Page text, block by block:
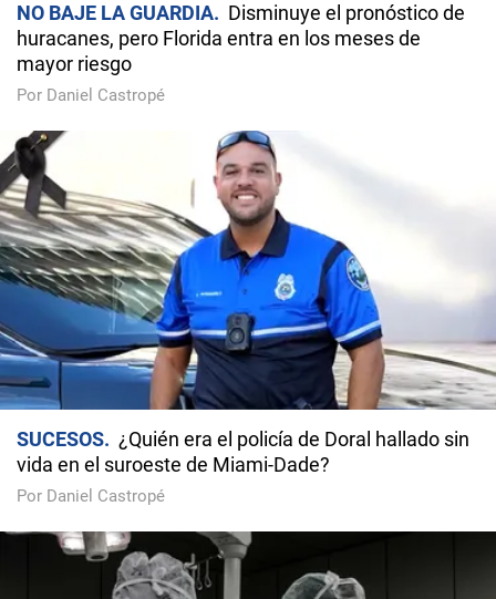
NO BAJE LA GUARDIA
Disminuye el pronóstico de
huracanes, pero Florida entra en los meses de
mayor riesgo
Por Daniel Castropé
SUCESOS
¿Quién era el policía de Doral hallado sin
vida en el suroeste de Miami-Dade?
Por Daniel Castropé